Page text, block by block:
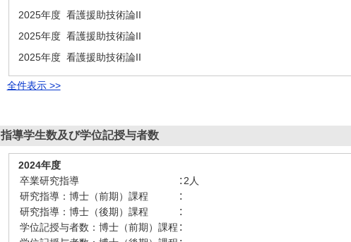
2025年度 看護援助技術論II
2025年度 看護援助技術論II
2025年度 看護援助技術論II
全件表示 >>
指導学生数及び学位記授与者数
2024年度
卒業研究指導
: 2人
研究指導：博士（前期）課程
:
研究指導：博士（後期）課程 :
学位記授与者数：博士（前期）課程 :